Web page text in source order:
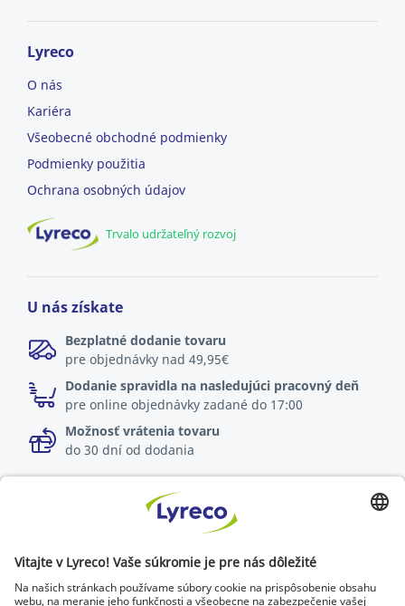
Lyreco
O nás
Kariéra
Všeobecné obchodné podmienky
Podmienky použitia
Ochrana osobných údajov
Trvalo udržateľný rozvoj
U nás získate
Bezplatné dodanie tovaru
pre objednávky nad 49,95€
Dodanie spravidla na nasledujúci pracovný deň
pre online objednávky zadané do 17:00
Možnosť vrátenia tovaru
do 30 dní od dodania
Špecialista na každé pracovisko
Objavte Lyreco riešenia pre ekologickejšie pracoviská